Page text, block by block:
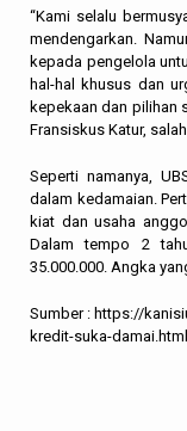
“Kami selalu
mendengarkan.
kepada pengelola
hal-hal khusus dan
kepekaan dan pilihan
Fransiskus Katur,
Seperti namanya,
dalam kedamaian.
kiat dan usaha
Dalam tempo 2
35.000.000. Angka
Sumber : https://
kredit-suka-damai.html